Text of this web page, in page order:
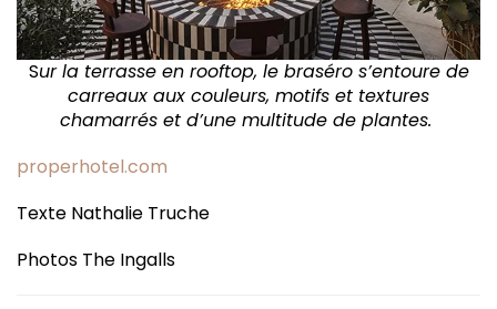
Sur la terrasse en rooftop, le braséro s’entoure de
carreaux aux couleurs, motifs et textures
chamarrés et d’une multitude de plantes.
properhotel.com
Texte Nathalie Truche
Photos The Ingalls